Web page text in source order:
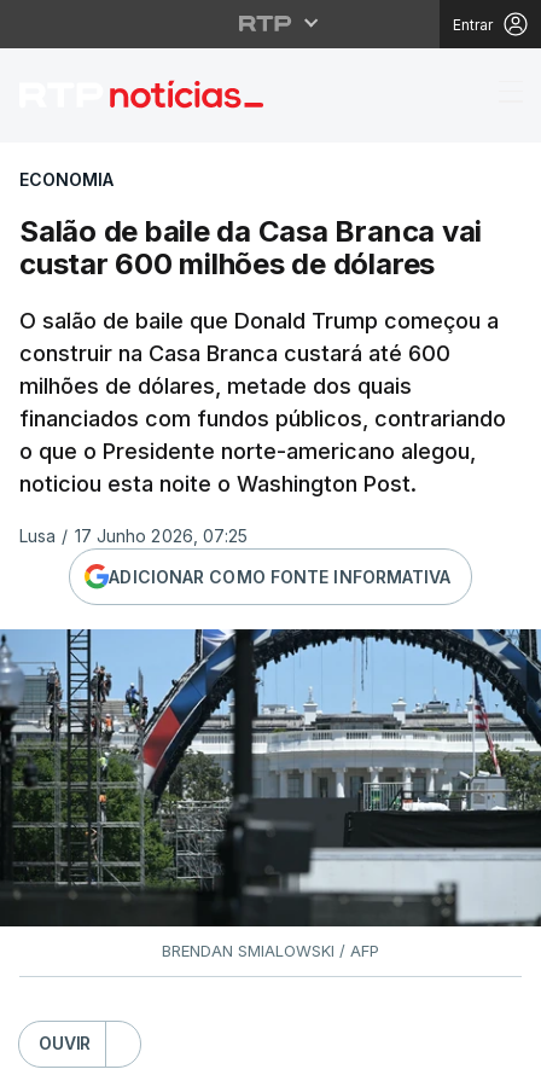
Entrar
Salão de baile da
ECONOMIA
Salão de baile da Casa Branca vai
custar 600 milhões de dólares
O salão de baile que Donald Trump começou a
construir na Casa Branca custará até 600
milhões de dólares, metade dos quais
financiados com fundos públicos, contrariando
o que o Presidente norte-americano alegou,
noticiou esta noite o Washington Post.
Lusa / 17 Junho 2026, 07:25
ADICIONAR COMO FONTE INFORMATIVA
BRENDAN SMIALOWSKI / AFP
OUVIR